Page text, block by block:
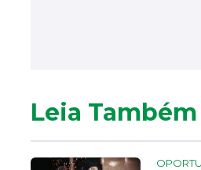
Leia Também